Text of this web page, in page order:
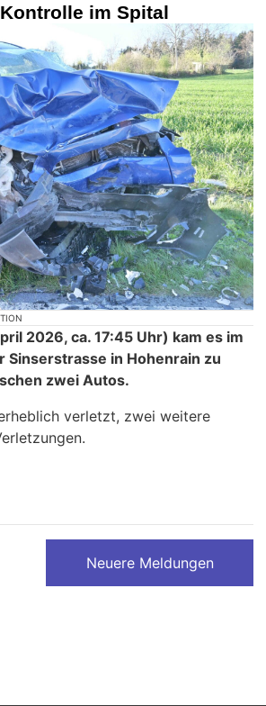
im Spital
2026, ca. 17:45 Uhr) kam es im
Sinserstrasse in Hohenrain zu
zwei Autos.
verletzt, zwei weitere
Neuere Meldungen